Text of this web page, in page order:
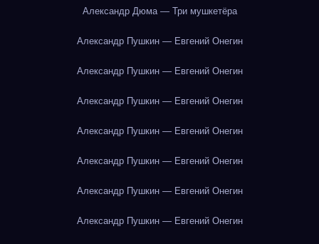
Александр Дюма — Три мушкетёра
Александр Пушкин — Евгений Онегин
Александр Пушкин — Евгений Онегин
Александр Пушкин — Евгений Онегин
Александр Пушкин — Евгений Онегин
Александр Пушкин — Евгений Онегин
Александр Пушкин — Евгений Онегин
Александр Пушкин — Евгений Онегин